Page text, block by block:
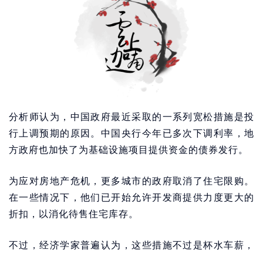
分析师认为，中国政府最近采取的一系列宽松措施是投
行上调预期的原因。中国央行今年已多次下调利率，地
方政府也加快了为基础设施项目提供资金的债券发行。
为应对房地产危机，更多城市的政府取消了住宅限购。
在一些情况下，他们已开始允许开发商提供力度更大的
折扣，以消化待售住宅库存。
不过，经济学家普遍认为，这些措施不过是杯水车薪，